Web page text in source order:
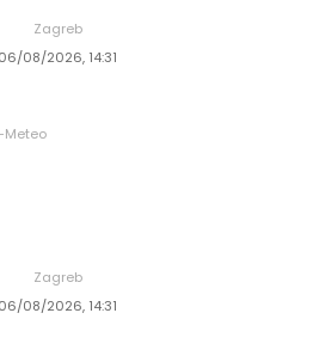
Zagreb
06/08/2026, 14:31
Meteo
Zagreb
06/08/2026, 14:31